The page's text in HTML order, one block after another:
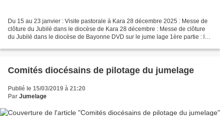
Du 15 au 23 janvier : Visite pastorale à Kara 28 décembre 2025 : Messe de
clôture du Jubilé dans le diocèse de Kara 28 décembre : Messe de clôture
du Jubilé dans le diocèse de Bayonne DVD sur le jume lage 1ère partie : le
Comités diocésains de pilotage du jumelage
Publié le 15/03/2019 à 21:20
Par Jumelage